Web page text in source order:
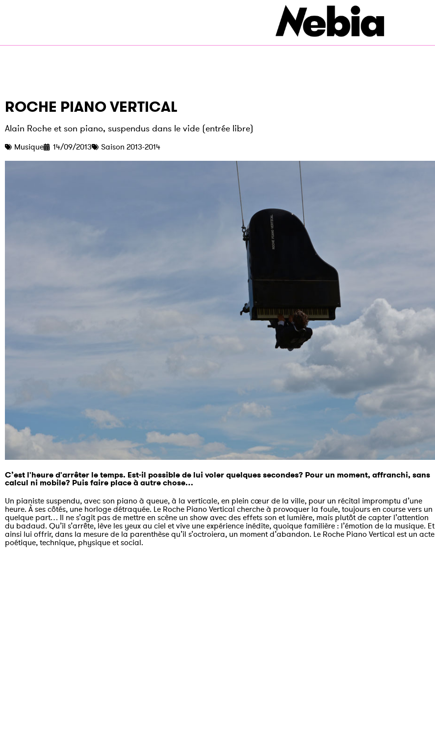
ROCHE PIANO VERTICAL
Alain Roche et son piano, suspendus dans le vide (entrée libre)
Musique 14/09/2013 Saison 2013-2014
C’est l'heure d'arrêter le temps. Est-il possible de lui voler quelques secondes? Pour un moment, affranchi, sans
calcul ni mobile? Puis faire place à autre chose…
Un pianiste suspendu, avec son piano à queue, à la verticale, en plein cœur de la ville, pour un récital impromptu d’une
heure. À ses côtés, une horloge détraquée. Le Roche Piano Vertical cherche à provoquer la foule, toujours en course vers un
quelque part… Il ne s’agit pas de mettre en scène un show avec des effets son et lumière, mais plutôt de capter l’attention
du badaud. Qu’il s’arrête, lève les yeux au ciel et vive une expérience inédite, quoique familière : l’émotion de la musique. Et
ainsi lui offrir, dans la mesure de la parenthèse qu’il s’octroiera, un moment d’abandon. Le Roche Piano Vertical est un acte
poétique, technique, physique et social.